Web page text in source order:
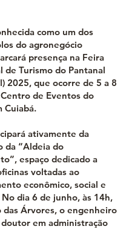
como um dos
do agronegócio
presença na Feira
de Turismo do Pantanal
2025, que ocorre de 5 a 8
de Eventos do
Cuiabá.
ativamente da
da “Aldeia do
espaço dedicado a
voltadas ao
econômico, social e
dia 6 de junho, às 14h,
Árvores, o engenheiro
em administração